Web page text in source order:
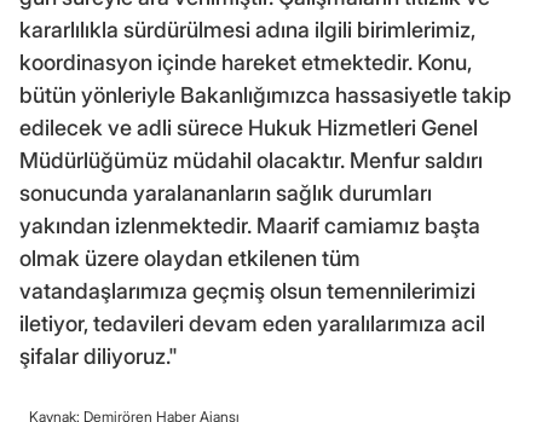
kararlılıkla sürdürülmesi adına ilgili birimlerimiz,
koordinasyon içinde hareket etmektedir. Konu,
bütün yönleriyle Bakanlığımızca hassasiyetle takip
edilecek ve adli sürece Hukuk Hizmetleri Genel
Müdürlüğümüz müdahil olacaktır. Menfur saldırı
sonucunda yaralananların sağlık durumları
yakından izlenmektedir. Maarif camiamız başta
olmak üzere olaydan etkilenen tüm
vatandaşlarımıza geçmiş olsun temennilerimizi
iletiyor, tedavileri devam eden yaralılarımıza acil
şifalar diliyoruz."
Kaynak: Demirören Haber Ajansı